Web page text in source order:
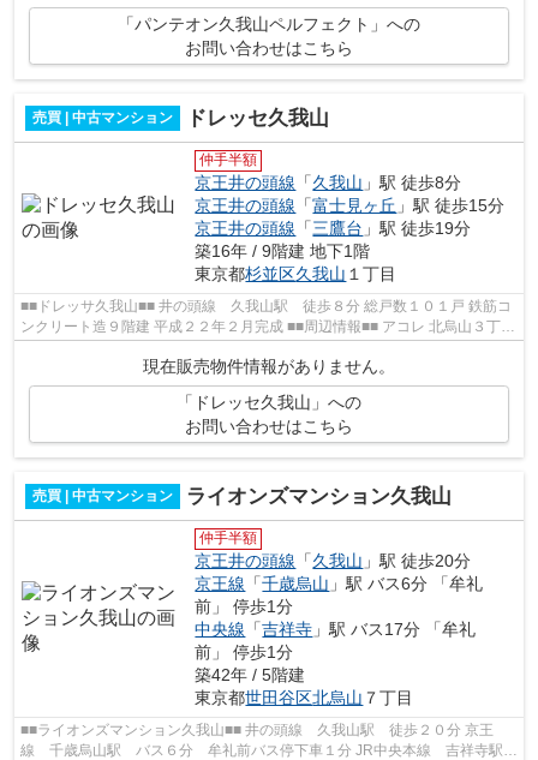
「パンテオン久我山ペルフェクト」への
お問い合わせはこちら
売買 | 中古マンション ドレッセ久我山
仲手半額
京王井の頭線 「久我山 」駅 徒歩8分
京王井の頭線 「富士見ヶ丘 」駅 徒歩15分
京王井の頭線 「三鷹台 」駅 徒歩19分
築16年 / 9階建 地下1階
東京都杉並区久我山 １丁目
■■ドレッサ久我山■■ 井の頭線 久我山駅 徒歩８分 総戸数１０１戸 鉄筋コ
ンクリート造９階建 平成２２年２月完成 ■■周辺情報■■ アコレ 北烏山３丁目
現在販売物件情報がありません。
「ドレッセ久我山」への
お問い合わせはこちら
売買 | 中古マンション ライオンズマンション久我山
仲手半額
京王井の頭線 「久我山 」駅 徒歩20分
京王線 「千歳烏山 」駅 バス6分 「牟礼
前」 停歩1分
中央線 「吉祥寺 」駅 バス17分 「牟礼
前」 停歩1分
築42年 / 5階建
東京都世田谷区北烏山 ７丁目
■■ライオンズマンション久我山■■ 井の頭線 久我山駅 徒歩２０分 京王
線 千歳烏山駅 バス６分 牟礼前バス停下車１分 JR中央本線 吉祥寺駅